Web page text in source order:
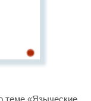
теме «Языческие